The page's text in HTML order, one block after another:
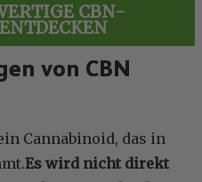
CBN-
von CBN
Cannabinoid, das in
Es wird nicht direkt